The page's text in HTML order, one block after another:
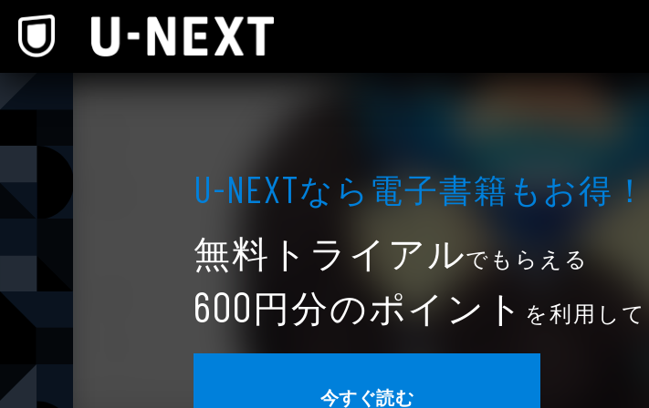
U-NEXTなら電⼦書籍もお得！
無料トライアルでもらえる
600円分のポイント を利用して
今すぐ読む